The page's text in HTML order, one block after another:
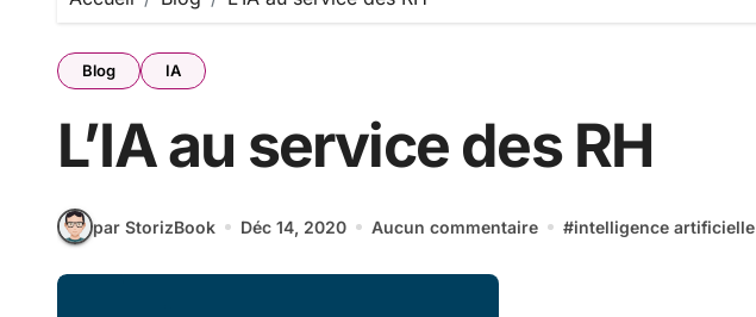
Blog IA
L’IA au service des RH
par StorizBook Déc 14, 2020 Aucun commentaire #intelligence artificielle